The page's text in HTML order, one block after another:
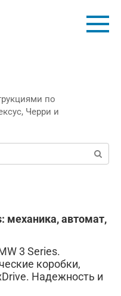
по
Черри и
механика, автомат,
3 Series.
коробки,
Надежность и